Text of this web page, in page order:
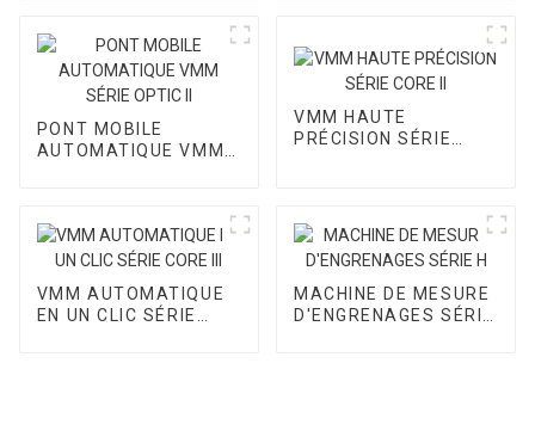
PONT MOBILE
AUTOMATIQUE VMM
VMM HAUTE
PRÉCISION SÉRIE
VMM AUTOMATIQUE
EN UN CLIC SÉRIE
MACHINE DE MESURE
D'ENGRENAGES SÉRIE